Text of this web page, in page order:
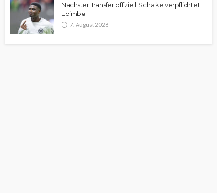
Nächster Transfer offiziell: Schalke verpflichtet
Ebimbe
7. August 2026